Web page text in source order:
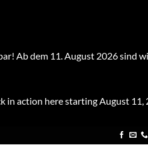
Ab dem 11. August 2026 sind
in action here starting August 11,